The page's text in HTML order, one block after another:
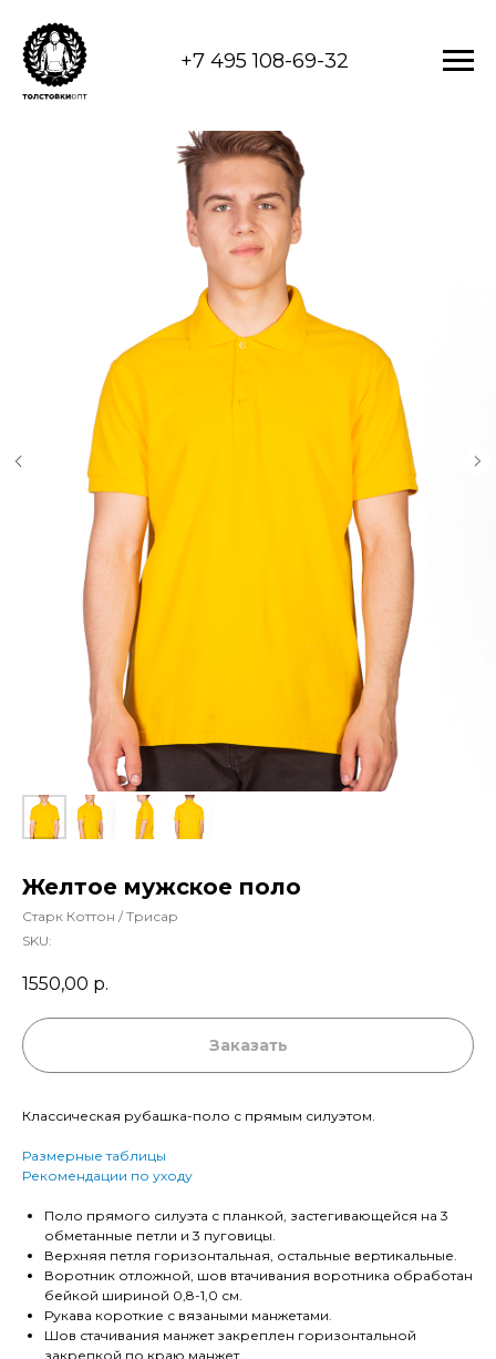
+7 495 108-69-32
Желтое мужское поло
Старк Коттон / Трисар
SKU:
1550,00 р.
Заказать
Классическая рубашка-поло с прямым силуэтом.
Размерные таблицы
Рекомендации по уходу
Поло прямого силуэта с планкой, застегивающейся на 3
обметанные петли и 3 пуговицы.
Верхняя петля горизонтальная, остальные вертикальные.
Воротник отложной, шов втачивания воротника обработан
бейкой шириной 0,8-1,0 см.
Рукава короткие с вязаными манжетами.
Шов стачивания манжет закреплен горизонтальной
закрепкой по краю манжет.